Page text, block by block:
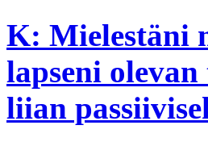
K: Mielestäni
lapseni
liian